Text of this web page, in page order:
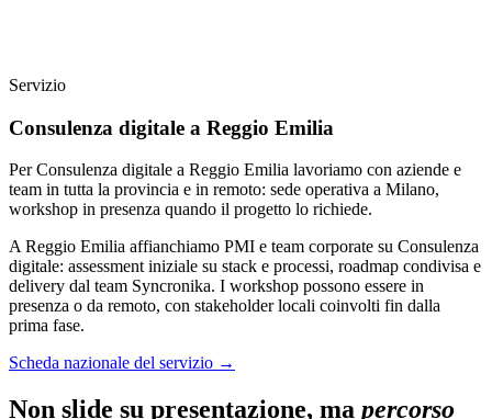
Servizio
Consulenza digitale a Reggio Emilia
Per Consulenza digitale a Reggio Emilia lavoriamo con aziende e
team in tutta la provincia e in remoto: sede operativa a Milano,
workshop in presenza quando il progetto lo richiede.
A Reggio Emilia affianchiamo PMI e team corporate su Consulenza
digitale: assessment iniziale su stack e processi, roadmap condivisa e
delivery dal team Syncronika. I workshop possono essere in
presenza o da remoto, con stakeholder locali coinvolti fin dalla
prima fase.
Scheda nazionale del servizio →
Non slide su presentazione, ma percorso